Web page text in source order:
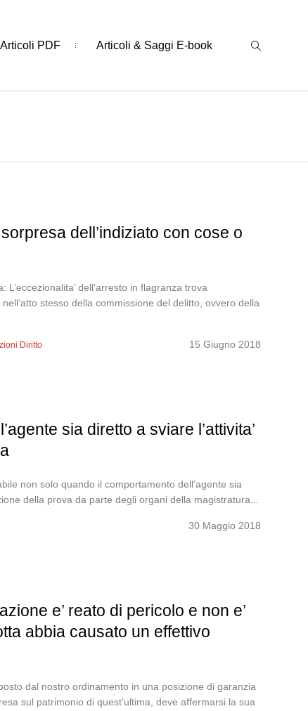
Articoli PDF Articoli & Saggi E-book
dell’indiziato con cose o
dell’arresto in flagranza trova
stesso della commissione del delitto, ovvero della
15 Giugno 2018
Diritto
sia diretto a sviare l’attivita’
non solo quando il comportamento dell’agente sia
della prova da parte degli organi della magistratura...
30 Maggio 2018
e’ reato di pericolo e non e’
abbia causato un effettivo
dal nostro ordinamento in una posizione di garanzia
sul patrimonio di quest’ultima, deve affermarsi la sua